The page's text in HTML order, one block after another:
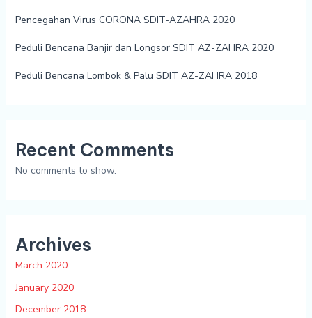
Pencegahan Virus CORONA SDIT-AZAHRA 2020
Peduli Bencana Banjir dan Longsor SDIT AZ-ZAHRA 2020
Peduli Bencana Lombok & Palu SDIT AZ-ZAHRA 2018
Recent Comments
No comments to show.
Archives
March 2020
January 2020
December 2018